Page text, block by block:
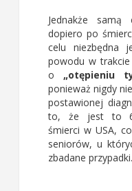
Jednakże samą
dopiero po
celu niezbędna
powodu w
o „otępieniu
ponieważ nigdy
postawionej
to, że jest to 6-
śmierci w USA,
seniorów, u
zbadane przypadki.